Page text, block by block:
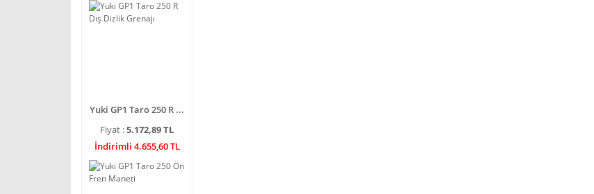
Yuki GP1 Taro 250 R ...
Fiyat :5.172,89 TL
İndirimli 4.655,60 TL